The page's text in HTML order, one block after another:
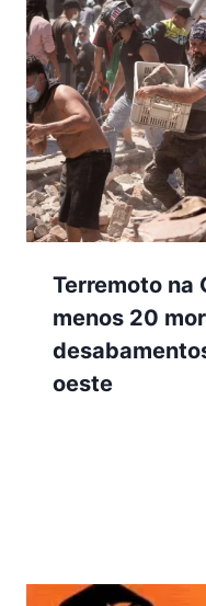
Terremoto na
menos 20
oeste